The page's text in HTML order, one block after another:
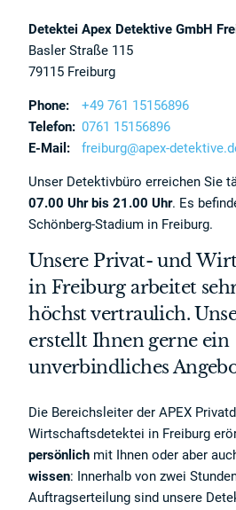
Detektei Apex Detektive GmbH
Basler Straße 115
79115 Freiburg
Phone:
+49 761 15156896
Telefon: 0761 15156896
E-Mail:
freiburg@apex-
Unser Detektivbüro erreichen Sie
07.00 Uhr bis 21.00 Uhr. Es
Schönberg-Stadium in Freiburg.
Unsere Privat- und
in Freiburg arbeitet
höchst vertraulich.
erstellt Ihnen gerne ein
unverbindliches
Die Bereichsleiter der APEX
Wirtschaftsdetektei in Freiburg
persönlich mit Ihnen oder aber
wissen: Innerhalb von zwei
Auftragserteilung sind unsere